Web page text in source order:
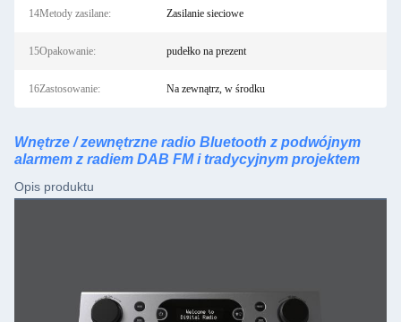
14Metody zasilane: Zasilanie sieciowe
15Opakowanie: pudełko na prezent
16Zastosowanie: Na zewnątrz, w środku
Wnętrze / zewnętrzne radio Bluetooth z podwójnym
alarmem z radiem DAB FM i tradycyjnym projektem
Opis produktu